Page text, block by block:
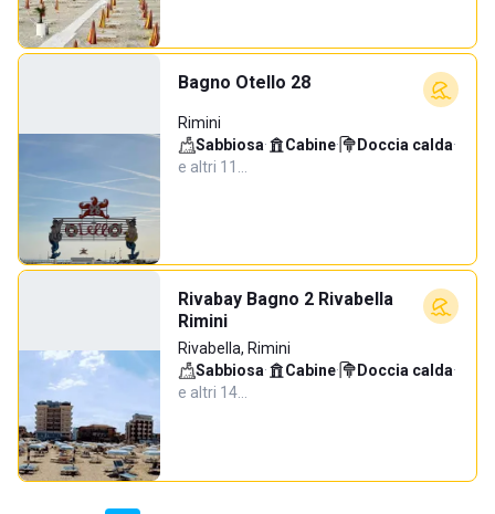
Bagno Otello 28
Rimini
Sabbiosa· Cabine· Doccia calda·
e altri 11…
Rivabay Bagno 2 Rivabella
Rimini
Rivabella, Rimini
Sabbiosa· Cabine· Doccia calda·
e altri 14…